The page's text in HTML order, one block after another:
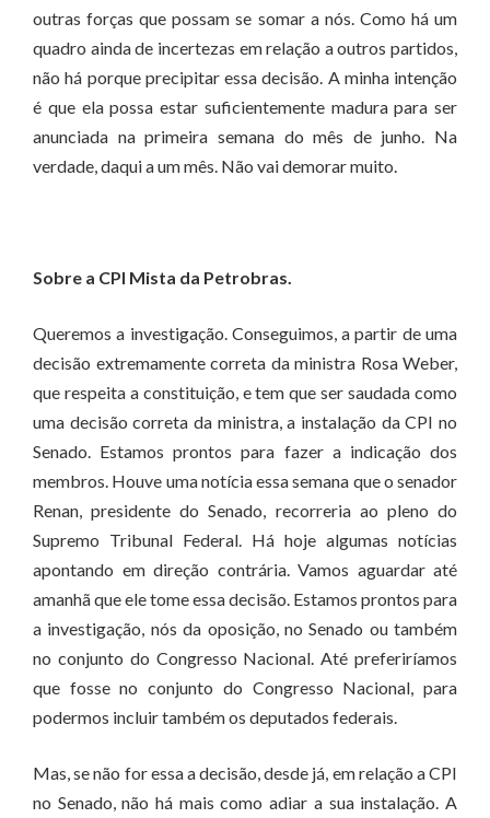
outras forças que possam se somar a nós. Como há um
quadro ainda de incertezas em relação a outros partidos,
não há porque precipitar essa decisão. A minha intenção
é que ela possa estar suficientemente madura para ser
anunciada na primeira semana do mês de junho. Na
verdade, daqui a um mês. Não vai demorar muito.
Sobre a CPI Mista da Petrobras.
Queremos a investigação. Conseguimos, a partir de uma
decisão extremamente correta da ministra Rosa Weber,
que respeita a constituição, e tem que ser saudada como
uma decisão correta da ministra, a instalação da CPI no
Senado. Estamos prontos para fazer a indicação dos
membros. Houve uma notícia essa semana que o senador
Renan, presidente do Senado, recorreria ao pleno do
Supremo Tribunal Federal. Há hoje algumas notícias
apontando em direção contrária. Vamos aguardar até
amanhã que ele tome essa decisão. Estamos prontos para
a investigação, nós da oposição, no Senado ou também
no conjunto do Congresso Nacional. Até preferiríamos
que fosse no conjunto do Congresso Nacional, para
podermos incluir também os deputados federais.
Mas, se não for essa a decisão, desde já, em relação a CPI
no Senado, não há mais como adiar a sua instalação. A